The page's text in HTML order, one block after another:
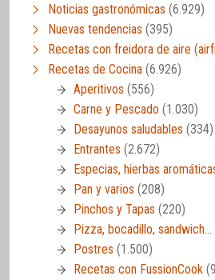
Noticias gastronómicas (6.929)
Nuevas tendencias (395)
Recetas con freidora de aire
Recetas de Cocina (6.926)
Aperitivos (556)
Carne y Pescado (1.030)
Desayunos saludables (334)
Entrantes (2.672)
Especias, hierbas
Pan y varios (208)
Pinchos y Tapas (220)
Pizza, bocadillo, sandwich…
Postres (1.500)
Recetas con FussionCook